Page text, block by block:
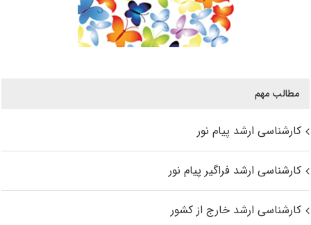
مطالب مهم
کارشناسی ارشد پیام نور
کارشناسی ارشد فراگیر پیام نور
کارشناسی ارشد خارج از کشور